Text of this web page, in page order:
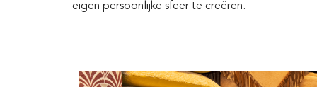
eigen persoonlijke sfeer te creëren.